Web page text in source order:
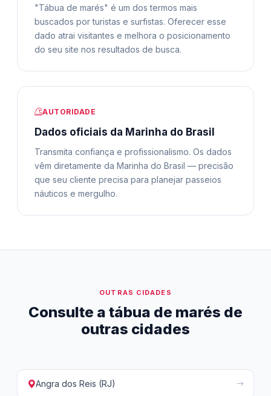
"Tábua de marés" é um dos termos mais
buscados por turistas e surfistas. Oferecer esse
dado atrai visitantes e melhora o posicionamento
do seu site nos resultados de busca.
AUTORIDADE
Dados oficiais da Marinha do Brasil
Transmita confiança e profissionalismo. Os dados
vêm diretamente da Marinha do Brasil — precisão
que seu cliente precisa para planejar passeios
náuticos e mergulho.
OUTRAS CIDADES
Consulte a tábua de marés de
outras cidades
Angra dos Reis (RJ)